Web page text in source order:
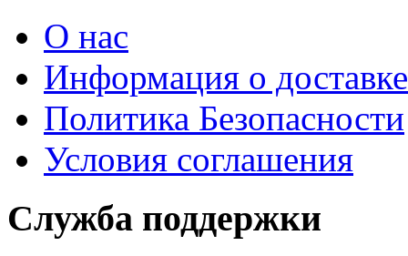
О нас
Информация о доставке
Политика Безопасности
Условия соглашения
Служба поддержки